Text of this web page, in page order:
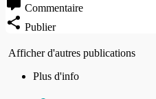
Commentaire
Publier
Afficher d'autres publications
Plus d'info